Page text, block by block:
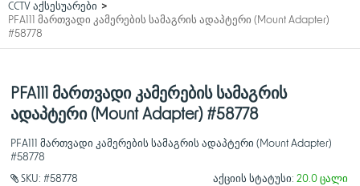
CCTV აქსესუარები
PFA111 მართვადი კამერების სამაგრის ადაპტერი (Mount Adapter)
#58778
PFA111 მართვადი კამერების სამაგრის
ადაპტერი (Mount Adapter) #58778
PFA111 მართვადი კამერების სამაგრის ადაპტერი (Mount Adapter)
#58778
SKU: #58778
აქციის სტატუსი: 20.0 ცალი